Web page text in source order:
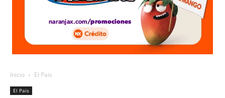
Inicio El Pais
El Pais